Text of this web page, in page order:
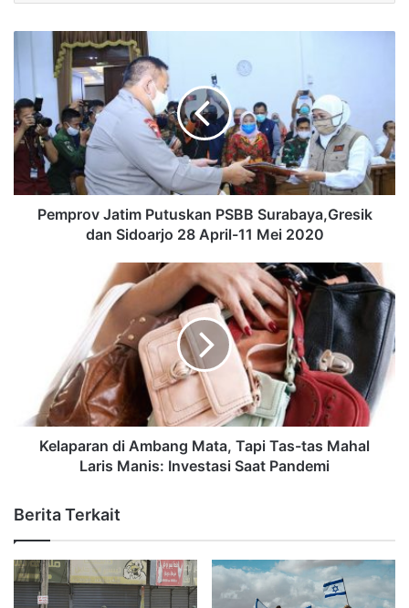
Pemprov Jatim Putuskan PSBB Surabaya,Gresik
dan Sidoarjo 28 April-11 Mei 2020
Kelaparan di Ambang Mata, Tapi Tas-tas Mahal
Laris Manis: Investasi Saat Pandemi
Berita Terkait